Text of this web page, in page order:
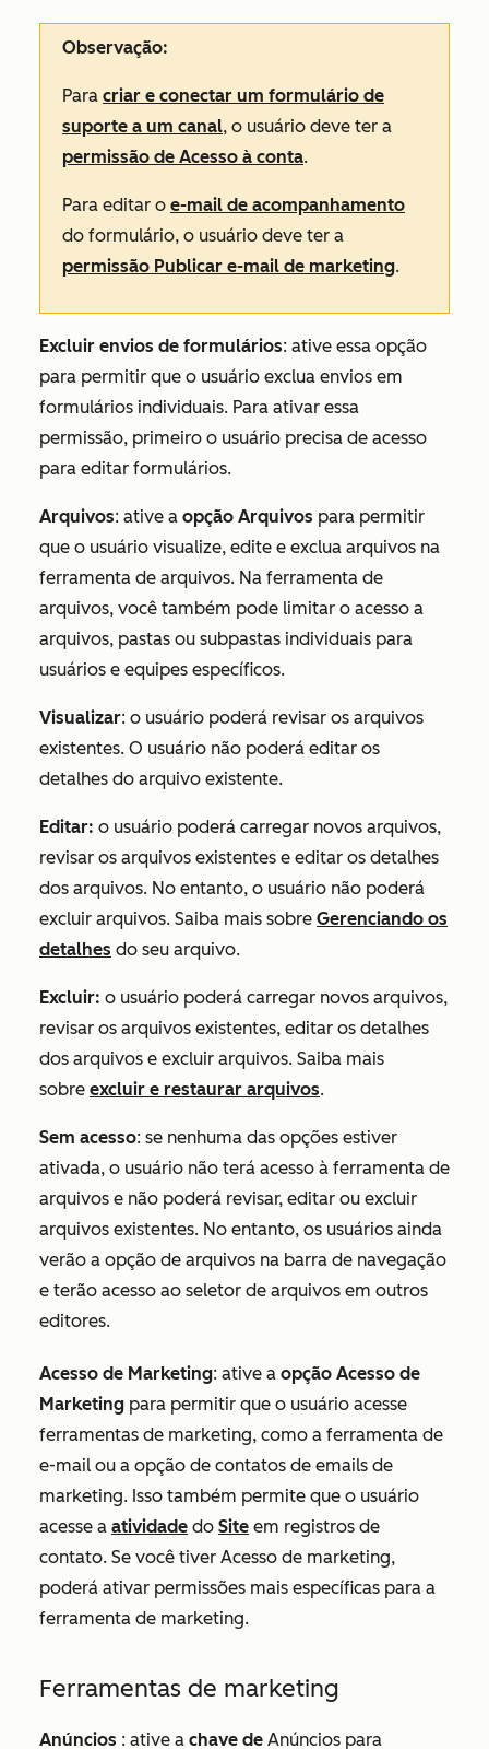
Observação:
Para criar e conectar um formulário de
suporte a um canal, o usuário deve ter a
permissão de Acesso à conta.
Para editar o e-mail de acompanhamento
do formulário, o usuário deve ter a
permissão Publicar e-mail de marketing.
Excluir envios de formulários: ative essa opção
para permitir que o usuário exclua envios em
formulários individuais. Para ativar essa
permissão, primeiro o usuário precisa de acesso
para editar formulários.
Arquivos: ative a opção Arquivos para permitir
que o usuário visualize, edite e exclua arquivos na
ferramenta de arquivos. Na ferramenta de
arquivos, você também pode limitar o acesso a
arquivos, pastas ou subpastas individuais para
usuários e equipes específicos.
Visualizar: o usuário poderá revisar os arquivos
existentes. O usuário não poderá editar os
detalhes do arquivo existente.
Editar: o usuário poderá carregar novos arquivos,
revisar os arquivos existentes e editar os detalhes
dos arquivos. No entanto, o usuário não poderá
excluir arquivos. Saiba mais sobre Gerenciando os
detalhes do seu arquivo.
Excluir: o usuário poderá carregar novos arquivos,
revisar os arquivos existentes, editar os detalhes
dos arquivos e excluir arquivos. Saiba mais
sobre excluir e restaurar arquivos.
Sem acesso: se nenhuma das opções estiver
ativada, o usuário não terá acesso à ferramenta de
arquivos e não poderá revisar, editar ou excluir
arquivos existentes. No entanto, os usuários ainda
verão a opção de arquivos na barra de navegação
e terão acesso ao seletor de arquivos em outros
editores.
Acesso de Marketing: ative a opção Acesso de
Marketing para permitir que o usuário acesse
ferramentas de marketing, como a ferramenta de
e-mail ou a opção de contatos de emails de
marketing. Isso também permite que o usuário
acesse a atividade do Site em registros de
contato. Se você tiver Acesso de marketing,
poderá ativar permissões mais específicas para a
ferramenta de marketing.
Ferramentas de marketing
Anúncios : ative a chave de Anúncios para